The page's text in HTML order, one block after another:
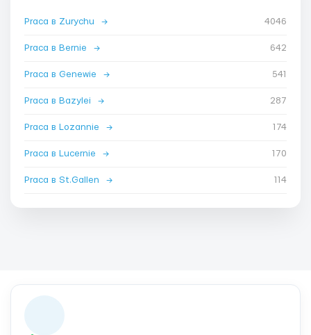
Praca в Zurychu → 4046
Praca в Bernie → 642
Praca в Genewie → 541
Praca в Bazylei → 287
Praca в Lozannie → 174
Praca в Lucernie → 170
Praca в St.Gallen → 114